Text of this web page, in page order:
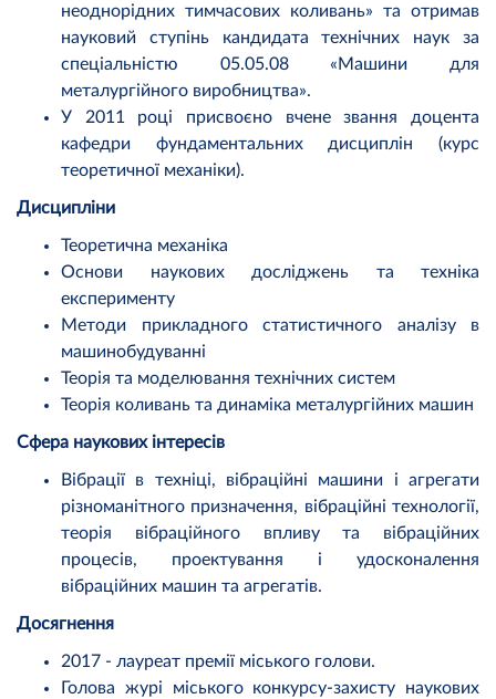
неоднорідних тимчасових коливань» та отримав
науковий ступінь кандидата технічних наук за
спеціальністю 05.05.08 «Машини для
металургійного виробництва».
У 2011 році присвоєно вчене звання доцента
кафедри фундаментальних дисциплін (курс
теоретичної механіки).
Дисципліни
Теоретична механіка
Основи наукових досліджень та техніка
експерименту
Методи прикладного статистичного аналізу в
машинобудуванні
Теорія та моделювання технічних систем
Теорія коливань та динаміка металургійних машин
Сфера наукових інтересів
Вібрації в техніці, вібраційні машини і агрегати
різноманітного призначення, вібраційні технології,
теорія вібраційного впливу та вібраційних
процесів, проектування і удосконалення
вібраційних машин та агрегатів.
Досягнення
2017 - лауреат премії міського голови.
Голова журі міського конкурсу-захисту наукових